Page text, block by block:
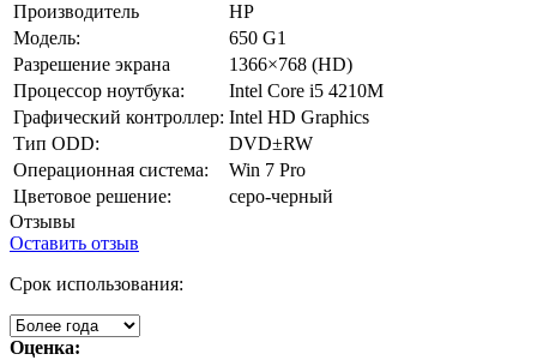
Производитель
HP
Модель:
650 G1
Разрешение экрана
1366×768 (HD)
Процессор ноутбука:
Intel Core i5 4210M
Графический контроллер: Intel HD Graphics
Тип ODD:
DVD±RW
Операционная система:
Win 7 Pro
Цветовое решение:
серо-черный
Отзывы
Оставить отзыв
Срок использования:
Оценка: